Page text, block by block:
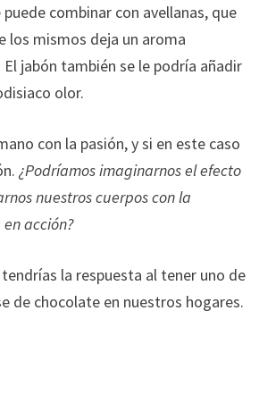
puede combinar con avellanas, que
los mismos deja un aroma
jabón también se le podría añadir
olor.
con la pasión, y si en este caso
¿Podríamos imaginarnos el efecto
nuestros cuerpos con la
acción?
la respuesta al tener uno de
de chocolate en nuestros hogares.